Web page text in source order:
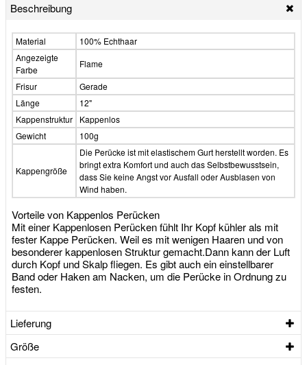
Beschreibung
Material
100% Echthaar
Angezeigte
Farbe
Flame
Frisur
Gerade
Länge
12"
Kappenstruktur
Kappenlos
Gewicht
100g
Kappengröße
Die Perücke ist mit elastischem Gurt herstellt worden. Es
bringt extra Komfort und auch das Selbstbewusstsein,
dass Sie keine Angst vor Ausfall oder Ausblasen von
Wind haben.
Vorteile von Kappenlos Perücken
Mit einer Kappenlosen Perücken fühlt Ihr Kopf kühler als mit
fester Kappe Perücken. Weil es mit wenigen Haaren und von
besonderer kappenlosen Struktur gemacht.Dann kann der Luft
durch Kopf und Skalp fliegen. Es gibt auch ein einstellbarer
Band oder Haken am Nacken, um die Perücke in Ordnung zu
festen.
Lieferung
Größe